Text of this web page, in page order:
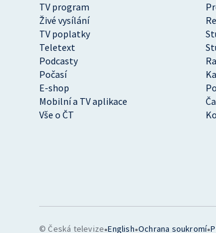
TV program
Živé vysílání
TV poplatky
Teletext
Podcasty
Počasí
E-shop
Mobilní a TV aplikace
Vše o ČT
© Česká televize•English•Ochrana soukromí•